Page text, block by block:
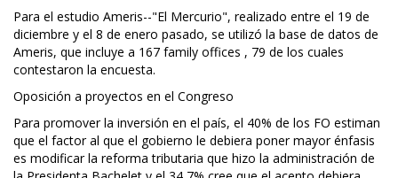
Para el estudio Ameris--"El Mercurio", realizado entre el 19 de
diciembre y el 8 de enero pasado, se utilizó la base de datos de
Ameris, que incluye a 167 family offices , 79 de los cuales
contestaron la encuesta.
Oposición a proyectos en el Congreso
Para promover la inversión en el país, el 40% de los FO estiman
que el factor al que el gobierno le debiera poner mayor énfasis
es modificar la reforma tributaria que hizo la administración de